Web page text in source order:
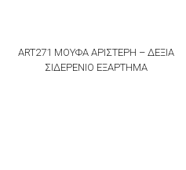
ART271 ΜΟΥΦΑ ΑΡΙΣΤΕΡΗ – ΔΕΞΙΑ
ΣΙΔΕΡΕΝΙΟ ΕΞΑΡΤΗΜΑ